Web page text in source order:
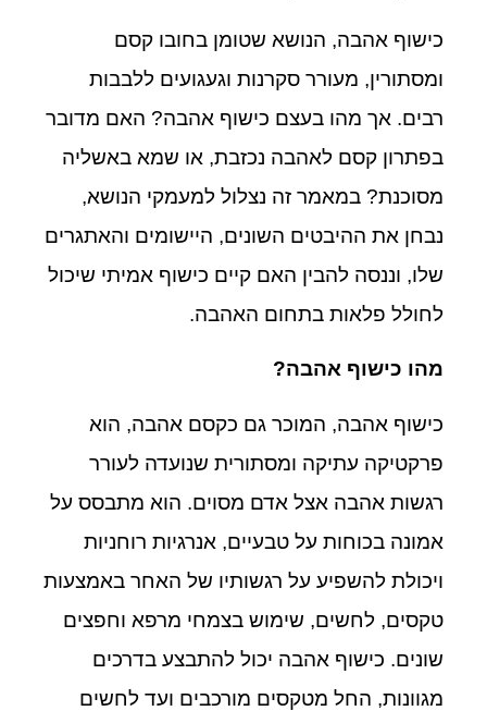
כישוף אהבה, הנושא שטומן בחובו קסם
ומסתורין, מעורר סקרנות וגעגועים ללבבות
רבים. אך מהו בעצם כישוף אהבה? האם מדובר
בפתרון קסם לאהבה נכזבת, או שמא באשליה
מסוכנת? במאמר זה נצלול למעמקי הנושא,
נבחן את ההיבטים השונים, היישומים והאתגרים
שלו, וננסה להבין האם קיים כישוף אמיתי שיכול
לחולל פלאות בתחום האהבה.
מהו כישוף אהבה?
כישוף אהבה, המוכר גם כקסם אהבה, הוא
פרקטיקה עתיקה ומסתורית שנועדה לעורר
רגשות אהבה אצל אדם מסוים. הוא מתבסס על
אמונה בכוחות על טבעיים, אנרגיות רוחניות
ויכולת להשפיע על רגשותיו של האחר באמצעות
טקסים, לחשים, שימוש בצמחי מרפא וחפצים
שונים. כישוף אהבה יכול להתבצע בדרכים
מגוונות, החל מטקסים מורכבים ועד לחשים